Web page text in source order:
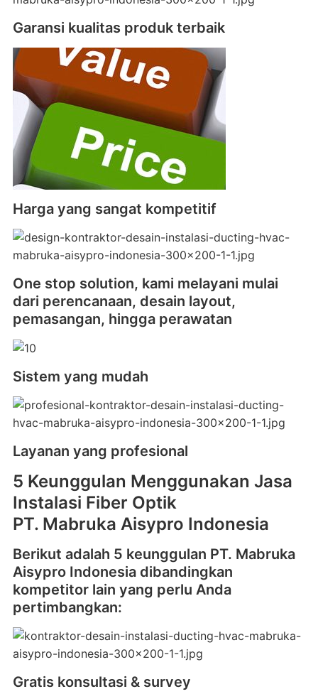
Garansi kualitas produk terbaik
Harga yang sangat kompetitif
One stop solution, kami melayani mulai
dari perencanaan, desain layout,
pemasangan, hingga perawatan
Sistem yang mudah
Layanan yang profesional
5 Keunggulan Menggunakan Jasa
Instalasi Fiber Optik
PT. Mabruka Aisypro Indonesia
Berikut adalah 5 keunggulan PT. Mabruka
Aisypro Indonesia dibandingkan
kompetitor lain yang perlu Anda
pertimbangkan:
Gratis konsultasi & survey